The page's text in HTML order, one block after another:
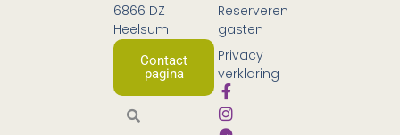
6866 DZ
Heelsum
Contact
pagina
Reserveren
gasten
Privacy
verklaring